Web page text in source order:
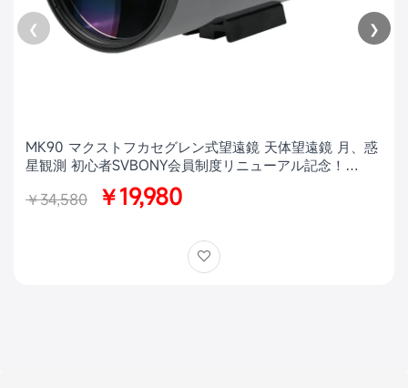
❮
MK90 マクストフカセグレン式望遠鏡 天体望遠鏡 月、惑
星観測 初心者SVBONY会員制度リニューアル記念！
MK90特別価格キャンペーン【訳ありアウトレット × 数量
限定】
￥34,580 ￥19,980
❯